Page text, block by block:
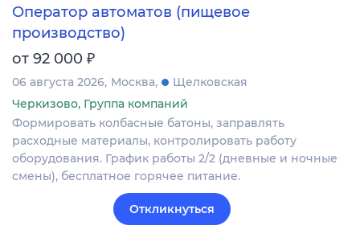
Оператор автоматов (пищевое
производство)
от 92 000 ₽
06 августа 2026 Москва
Щелковская
Черкизово, Группа компаний
Формировать колбасные батоны, заправлять
расходные материалы, контролировать работу
оборудования. График работы 2/2 (дневные и ночные
смены), бесплатное горячее питание.
Откликнуться